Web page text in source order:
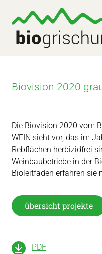
Biovision 2020
Die Biovision 2020 vom
WEIN sieht vor, das im
Rebflächen herbizidfrei
Weinbaubetriebe in der
Bioleitfaden erfahren sie
übersicht projekte
PDF